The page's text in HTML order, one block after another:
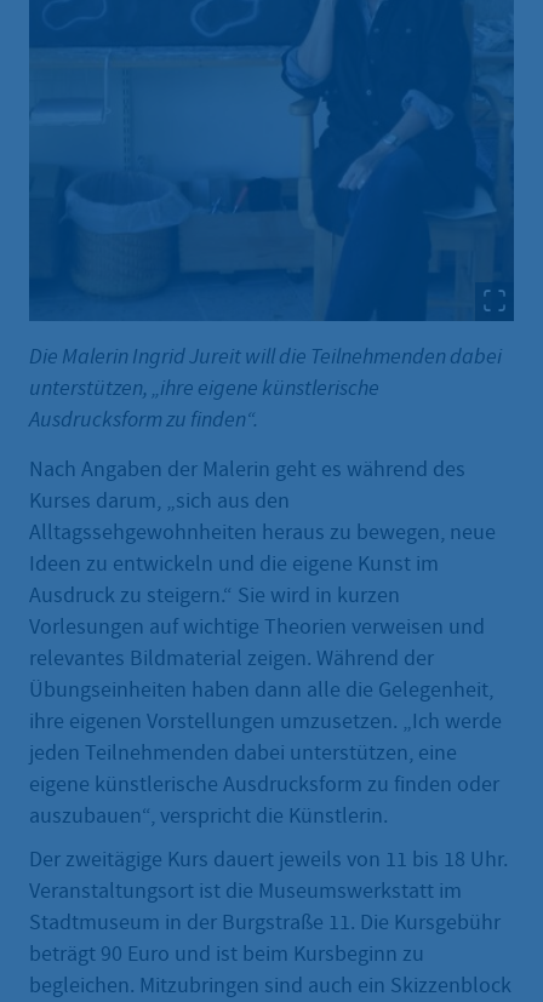
Die Malerin Ingrid Jureit will die Teilnehmenden dabei
unterstützen, „ihre eigene künstlerische
Ausdrucksform zu finden“.
Nach Angaben der Malerin geht es während des
Kurses darum, „sich aus den
Alltagssehgewohnheiten heraus zu bewegen, neue
Ideen zu entwickeln und die eigene Kunst im
Ausdruck zu steigern.“ Sie wird in kurzen
Vorlesungen auf wichtige Theorien verweisen und
relevantes Bildmaterial zeigen. Während der
Übungseinheiten haben dann alle die Gelegenheit,
ihre eigenen Vorstellungen umzusetzen. „Ich werde
jeden Teilnehmenden dabei unterstützen, eine
eigene künstlerische Ausdrucksform zu finden oder
auszubauen“, verspricht die Künstlerin.
Der zweitägige Kurs dauert jeweils von 11 bis 18 Uhr.
Veranstaltungsort ist die Museumswerkstatt im
Stadtmuseum in der Burgstraße 11. Die Kursgebühr
beträgt 90 Euro und ist beim Kursbeginn zu
begleichen. Mitzubringen sind auch ein Skizzenblock